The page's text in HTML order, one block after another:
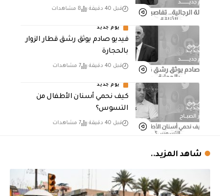
قبل 40 دقيقة 8 مشاهدات
يوم جديد
فيديو صادم يوثق رشق قطار الزوار
بالحجارة
قبل 40 دقيقة 7 مشاهدات
يوم جديد
كيف نحمي أسنان الأطفال من
التسوس؟
قبل 40 دقيقة 7 مشاهدات
شاهد المزيد..